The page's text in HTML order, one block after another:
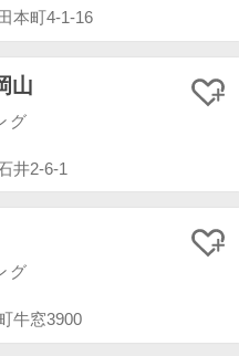
本町4-1-16
山
グ
井2-6-1
グ
牛窓3900